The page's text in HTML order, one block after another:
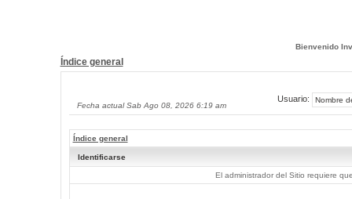
Bienvenido
Índice general
Fecha actual Sab Ago 08, 2026 6:19 am
Usuario:
Índice general
Identificarse
El administrador del Sitio requiere